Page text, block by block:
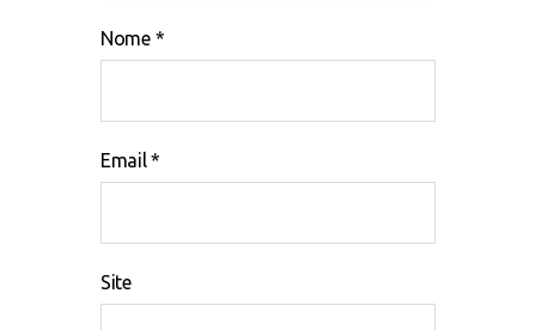
Nome *
Email*
Site